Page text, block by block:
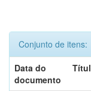
Conjunto de itens:
Data do
documento